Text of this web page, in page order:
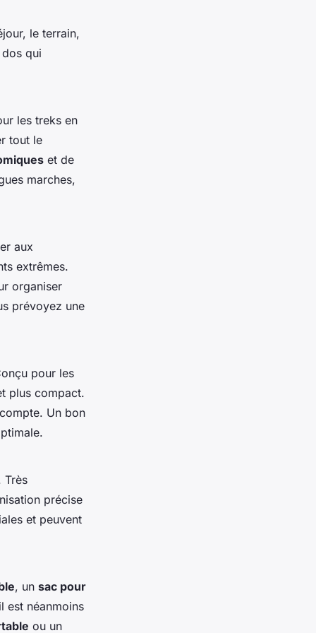
le terrain,
qui
les treks en
tout le
et de
marches,
aux
extrêmes.
organiser
prévoyez une
pour les
plus compact.
Un bon
Très
précise
et peuvent
, un sac pour
est néanmoins
ou un